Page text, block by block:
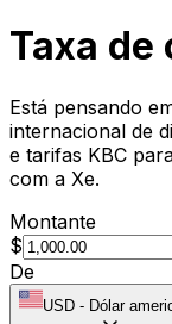
Taxa de
Está pensando
internacional de
e tarifas KBC
com a Xe.
Montante
$
De
USD - Dólar